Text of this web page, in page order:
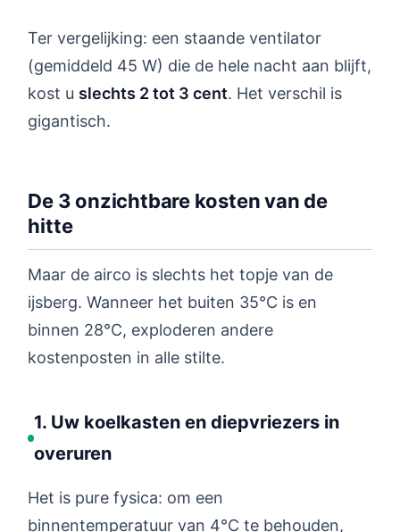
Ter vergelijking: een staande ventilator
(gemiddeld 45 W) die de hele nacht aan blijft,
kost u slechts 2 tot 3 cent. Het verschil is
gigantisch.
De 3 onzichtbare kosten van de
hitte
Maar de airco is slechts het topje van de
ijsberg. Wanneer het buiten 35°C is en
binnen 28°C, exploderen andere
kostenposten in alle stilte.
1. Uw koelkasten en diepvriezers in
overuren
Het is pure fysica: om een
binnentemperatuur van 4°C te behouden,